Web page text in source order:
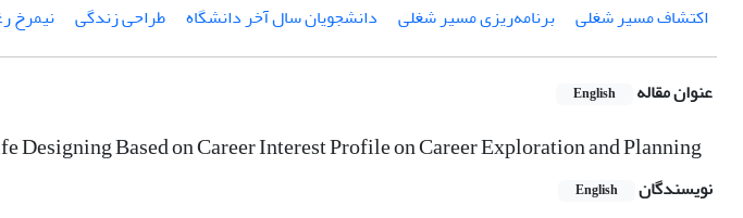
اکتشاف مسیر شغلی
برنامه‌ریزی مسیر شغلی دانشجویان سال آخر دانشگاه طراحی زندگی نیمرخ
عنوان مقاله English
Based on Career Interest Profile on Career Exploration and Planning
نویسندگان English